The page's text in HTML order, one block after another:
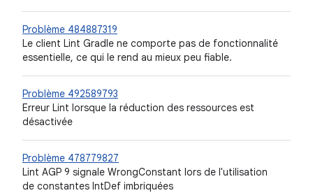
Problème 484887319
Le client Lint Gradle ne comporte pas de fonctionnalité
essentielle, ce qui le rend au mieux peu fiable.
Problème 492589793
Erreur Lint lorsque la réduction des ressources est
désactivée
Problème 478779827
Lint AGP 9 signale WrongConstant lors de l'utilisation
de constantes IntDef imbriquées